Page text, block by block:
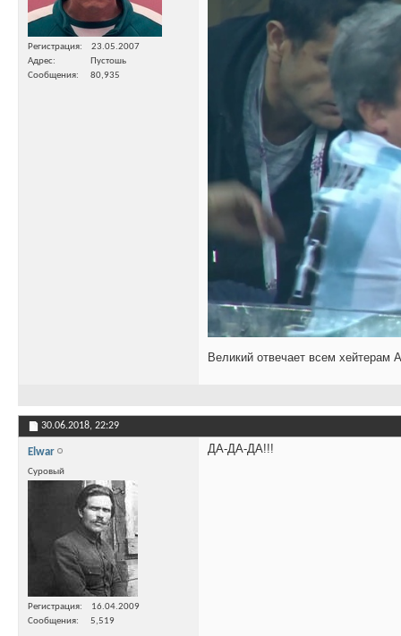
Регистрация
23.05.2007
Адрес
Пустошь
Сообщения
80,935
Великий отвечает всем хейтерам
30.06.2018, 22:29
Elwar
Суровый
Регистрация
16.04.2009
Сообщения
5,519
ДА-ДА-ДА!!!